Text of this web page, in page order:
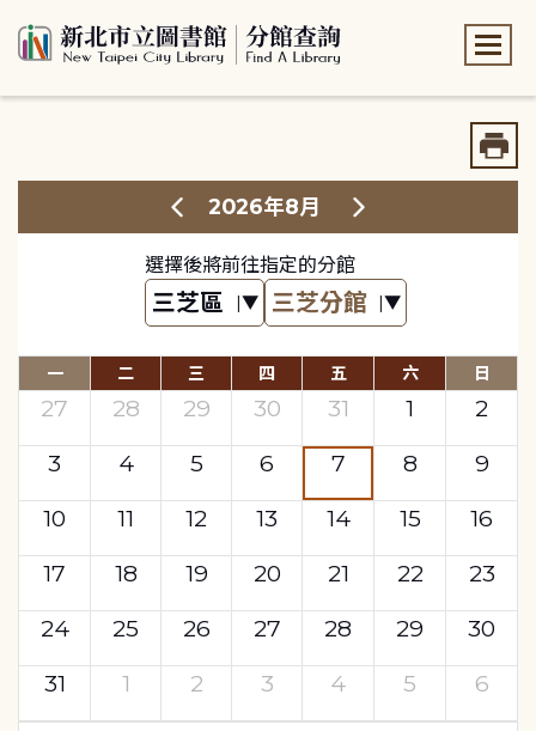
2026年8月
選擇後將前往指定的分館
一 二 三 四 五 六 日
27 28 29 30 31 1
2
3
4 5 6 7 8
9
10
11 12 13 14 15
16
17
18 19 20 21 22
23
24
25 26 27 28 29
30
31
1 2 3 4 5 6